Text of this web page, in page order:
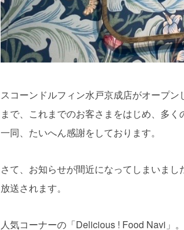
スコーンドルフィン水戸京成店がオープ
まで、これまでのお客さまをはじめ、多
一同、たいへん感謝をしております。
さて、お知らせが間近になってしまいま
放送されます。
人気コーナーの「Delicious ! Food Navi」